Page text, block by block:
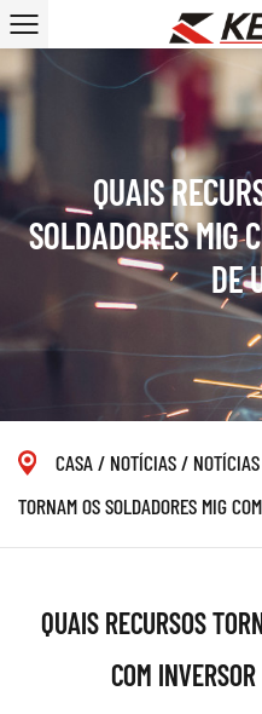
QUAIS
SOLDADORES MIG
DE
CASA/ NOTÍCIAS/
TORNAM OS SOLDADORES MIG
QUAIS RECURSOS
COM